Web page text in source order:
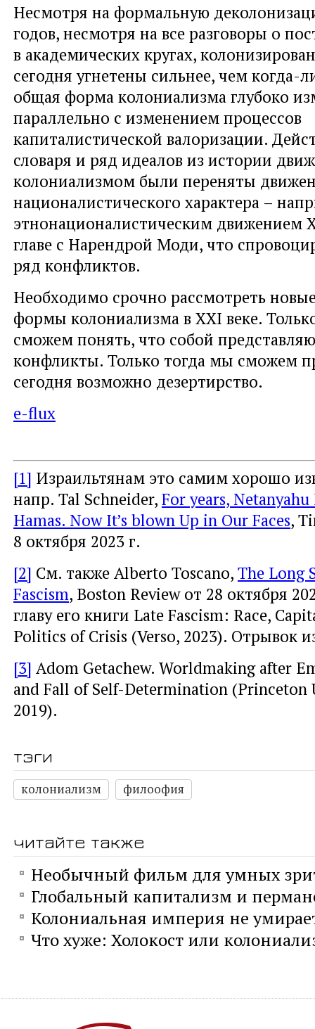
Несмотря на формальную
годов, несмотря на все разговоры о
в академических кругах,
сегодня угнетены сильнее, чем когда-
общая форма колониализма глубоко
параллельно с изменением процессов
капиталистической валоризации.
словаря и ряд идеалов из истории
колониализмом были переняты
националистического характера –
этнонационалистическим движением
главе с Нарендрой Моди, что
ряд конфликтов.
Необходимо срочно рассмотреть
формы колониализма в XXI веке.
сможем понять, что собой
конфликты. Только тогда мы сможем
сегодня возможно дезертирство.
e-flux
[1] Израильтянам это самим хорошо
напр. Tal Schneider, For years,
Hamas. Now It’s blown Up in Our Faces,
8 октября 2023 г.
[2] См. также Alberto Toscano, The Long
Fascism, Boston Review от 28 октября
главу его книги Late Fascism: Race,
Politics of Crisis (Verso, 2023). Отрывок
[3] Adom Getachew. Worldmaking after
and Fall of Self-Determination (Princeton
2019).
тэги
колониализм филоофия
читайте также
Необычный фильм для умных
Глобальный капитализм и
Колониальная империя не
Что хуже: Холокост или